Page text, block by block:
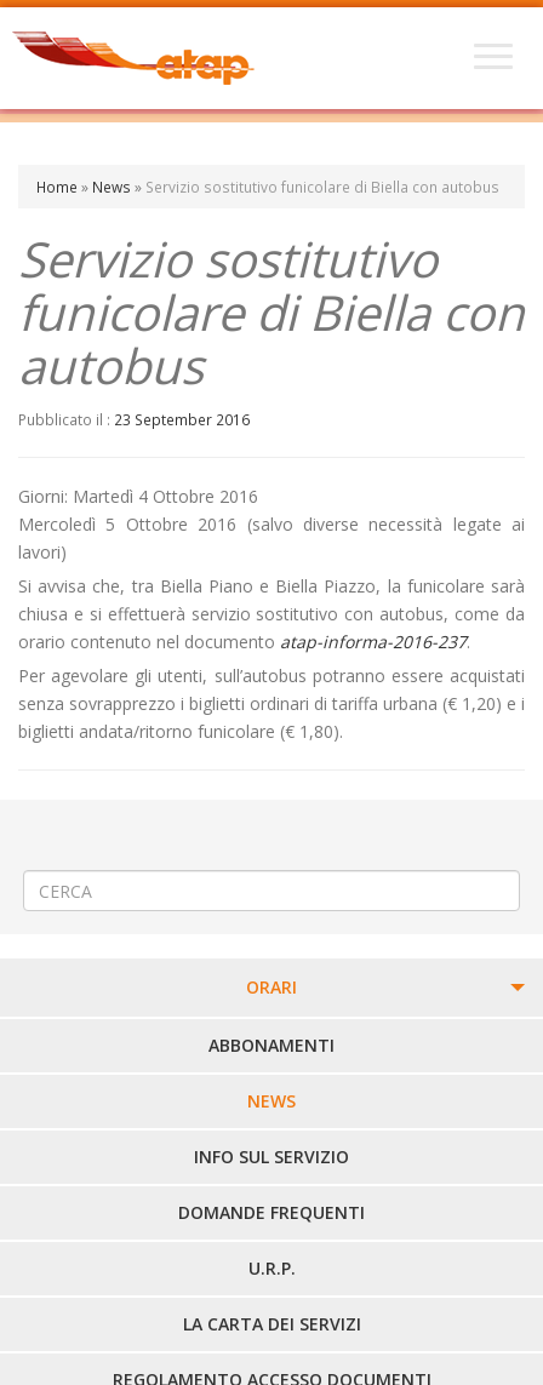
Home » News » Servizio sostitutivo funicolare di Biella con autobus
Servizio sostitutivo
funicolare di Biella con
autobus
Pubblicato il : 23 September 2016
Giorni: Martedì 4 Ottobre 2016
Mercoledì 5 Ottobre 2016 (salvo diverse necessità legate ai
lavori)
Si avvisa che, tra Biella Piano e Biella Piazzo, la funicolare sarà
chiusa e si effettuerà servizio sostitutivo con autobus, come da
orario contenuto nel documento atap-informa-2016-237.
Per agevolare gli utenti, sull’autobus potranno essere acquistati
senza sovrapprezzo i biglietti ordinari di tariffa urbana (€ 1,20) e i
biglietti andata/ritorno funicolare (€ 1,80).
ORARI
PERCORSI URBANI IN BIELLA
LINEE URBANE VERCELLI
LINEE EXTRAURBANE
ABBONAMENTI
NEWS
INFO SUL SERVIZIO
DOMANDE FREQUENTI
U.R.P.
LA CARTA DEI SERVIZI
REGOLAMENTO ACCESSO DOCUMENTI